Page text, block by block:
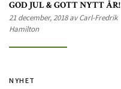
GOD JUL & GOTT NYTT ÅR!
21 december, 2018 av Carl-Fredrik
Hamilton
NYHET